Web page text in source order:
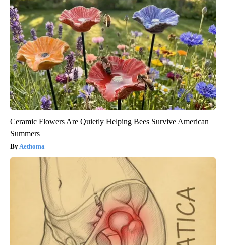
Ceramic Flowers Are Quietly Helping Bees Survive American
Summers
Aethoma